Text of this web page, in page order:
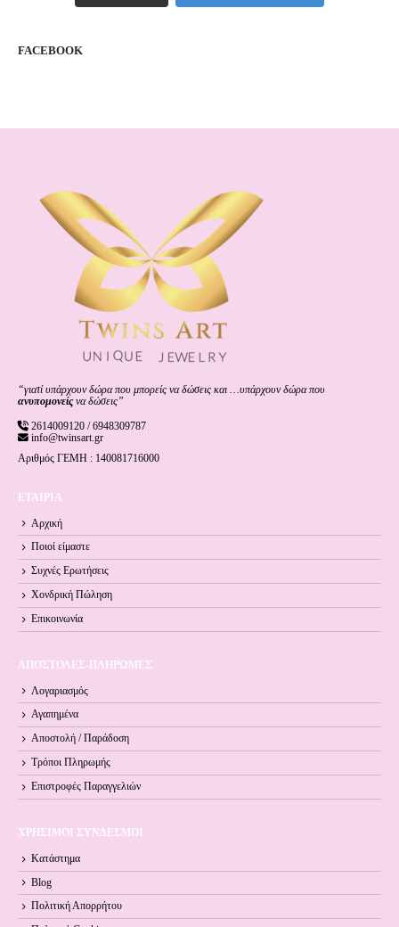
FACEBOOK
“γιατί υπάρχουν δώρα που μπορείς να δώσεις και …υπάρχουν δώρα που
ανυπομονείςνα δώσεις”
2614009120 / 6948309787
info@twinsart.gr
Αριθμός ΓΕΜΗ : 140081716000
ΕΤΑΙΡΙΑ
Αρχική
Ποιοί είμαστε
Συχνές Ερωτήσεις
Χονδρική Πώληση
Επικοινωνία
ΑΠΟΣΤΟΛΕΣ-ΠΛΗΡΩΜΕΣ
Λογαριασμός
Αγαπημένα
Αποστολή / Παράδοση
Τρόποι Πληρωμής
Επιστροφές Παραγγελιών
ΧΡΗΣΙΜΟΙ ΣΥΝΔΕΣΜΟΙ
Κατάστημα
Blog
Πολιτική Απορρήτου